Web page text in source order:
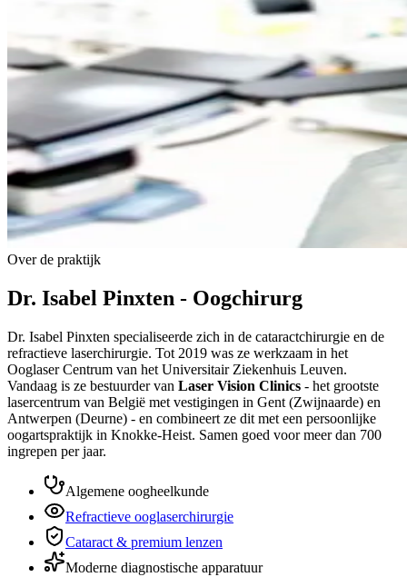
Over de praktijk
Dr. Isabel Pinxten - Oogchirurg
Dr. Isabel Pinxten specialiseerde zich in de cataract­chirurgie en de
refractieve laser­chirurgie. Tot 2019 was ze werkzaam in het
Ooglaser Centrum van het Universitair Ziekenhuis Leuven.
Vandaag is ze bestuurder van Laser Vision Clinics - het grootste
lasercentrum van België met vestigingen in Gent (Zwijnaarde) en
Antwerpen (Deurne) - en combineert ze dit met een persoonlijke
oogartspraktijk in Knokke-Heist. Samen goed voor meer dan 700
ingrepen per jaar.
Algemene oogheelkunde
Refractieve ooglaserchirurgie
Cataract & premium lenzen
Moderne diagnostische apparatuur